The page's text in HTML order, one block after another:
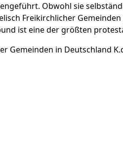
Obwohl sie
Freikirchlicher Gemeinden
ist eine der größten
Gemeinden in Deutschland